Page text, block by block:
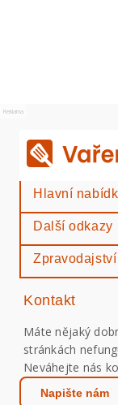
Reklama
Hlavní
Další odkazy
Kontakt
Máte nějaký
stránkách
Neváhejte nás
Napište nám